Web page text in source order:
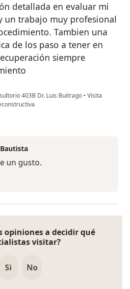
detallada en evaluar mi
un trabajo muy profesional
Tambien una
de los paso a tener en
siempre
403B Dr. Luis Buitrago • Visita
un gusto.
opiniones a decidir qué
visitar?
Si No